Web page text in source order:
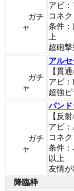
ガチ
ャ
アビ
コネ
条件：
上
超砲撃
ガチ
ャ
アルセ
【貫
アビ
超強ピ
ガチ
ャ
パンド
【反
アビ
コネ
条件：
以上
友情が
降臨枠